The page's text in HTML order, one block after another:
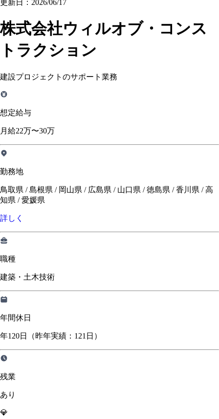
更新日：2026/06/17
株式会社ウィルオブ・コンス
トラクション
建設プロジェクトのサポート業務
想定給与
月給22万〜30万
勤務地
鳥取県 / 島根県 / 岡山県 / 広島県 / 山口県 / 徳島県 / 香川県 / 高
知県 / 愛媛県
詳しく
職種
建築・土木技術
年間休日
年120日（昨年実績：121日）
残業
あり
💎